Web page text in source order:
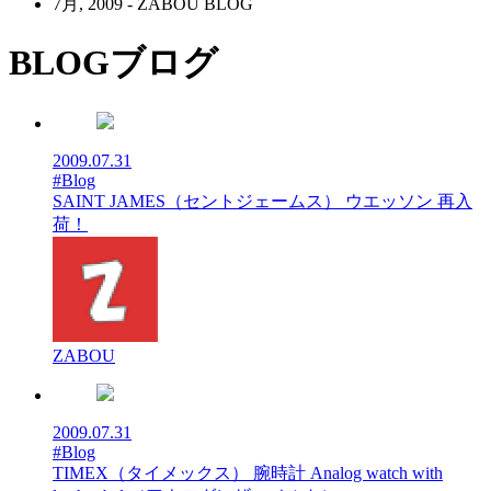
BLOGブログ
2009.07.31
#Blog
SAINT JAMES（セントジェームス） ウエッソン 再入
荷！
ZABOU
2009.07.31
#Blog
TIMEX（タイメックス） 腕時計 Analog watch with